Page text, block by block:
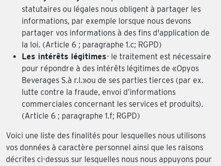
statutaires ou légales nous obligent à partager les
informations, par exemple lorsque nous devons
partager vos informations à des fins d'application de
la loi. (Article 6 ; paragraphe 1.c; RGPD)
Les intérêts légitimes- le traitement est nécessaire
pour répondre à des intérêts légitimes de «Opyos
Beverages S.à r.l.»ou de ses parties tierces (par ex.
lutte contre la fraude, envoi d’informations
commerciales concernant les services et produits).
(Article 6 ; paragraphe 1.f; RGPD)
Voici une liste des finalités pour lesquelles nous utilisons
vos données à caractère personnel ainsi que les raisons
décrites ci-dessus sur lesquelles nous nous appuyons pour